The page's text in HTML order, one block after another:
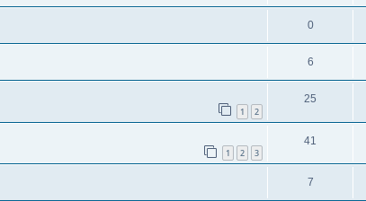
0
6
1 2
25
1 2 3
41
7